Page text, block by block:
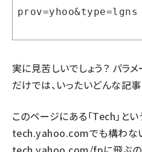
prov=yhoo&type=lgns
実に見苦しいでしょう？ パラ
だけでは、いったいどんな記
このページにある「Tech」とい
tech.yahoo.comでも構わな